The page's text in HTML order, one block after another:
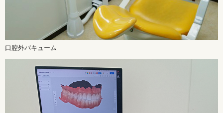
口腔外バキューム